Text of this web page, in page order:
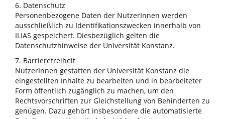
6. Datenschutz
Personenbezogene Daten der NutzerInnen werden
ausschließlich zu Identifikationszwecken innerhalb von
ILIAS gespeichert. Diesbezüglich gelten die
Datenschutzhinweise der Universität Konstanz.
7. Barrierefreiheit
NutzerInnen gestatten der Universität Konstanz die
eingestellten Inhalte zu bearbeiten und in bearbeiteter
Form öffentlich zugänglich zu machen, um den
Rechtsvorschriften zur Gleichstellung von Behinderten zu
genügen. Dazu gehört insbesondere die automatisierte